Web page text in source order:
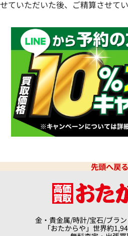
せていただいた後、ご精算させてい
先頭へ戻る
金・貴金属/時計/宝石/ブラ
「おたからや」世界約